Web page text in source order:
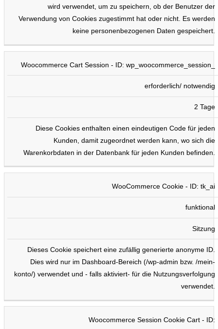
wird verwendet, um zu speichern, ob der Benutzer der
Verwendung von Cookies zugestimmt hat oder nicht. Es werden
keine personenbezogenen Daten gespeichert.
Woocommerce Cart Session - ID: wp_woocommerce_session_
erforderlich/ notwendig
2 Tage
Diese Cookies enthalten einen eindeutigen Code für jeden
Kunden, damit zugeordnet werden kann, wo sich die
Warenkorbdaten in der Datenbank für jeden Kunden befinden.
WooCommerce Cookie - ID: tk_ai
funktional
Sitzung
Dieses Cookie speichert eine zufällig generierte anonyme ID.
Dies wird nur im Dashboard-Bereich (/wp-admin bzw. /mein-
konto/) verwendet und - falls aktiviert- für die Nutzungsverfolgung
verwendet.
Woocommerce Session Cookie Cart - ID: